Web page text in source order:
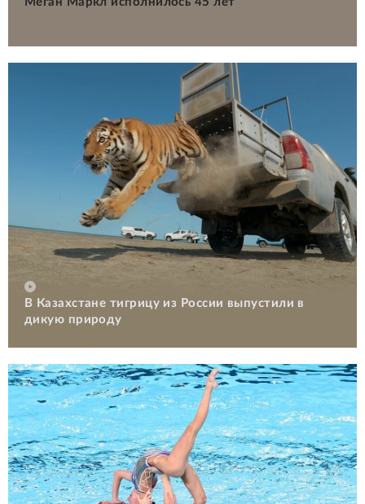
В Казахстане тигрицу из России выпустили в
дикую природу